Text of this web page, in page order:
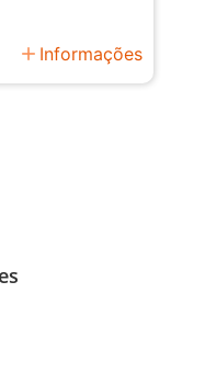
add Informações